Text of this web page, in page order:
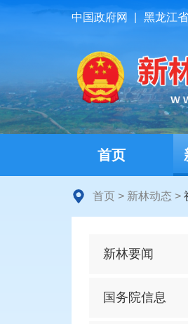
中国政府网 黑龙江
首页
首页 > 新林动态 >
新林要闻
国务院信息